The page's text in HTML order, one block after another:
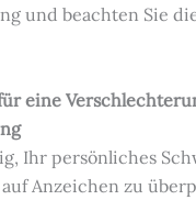
und beachten Sie
eine
Ihr persönliches
Anzeichen zu